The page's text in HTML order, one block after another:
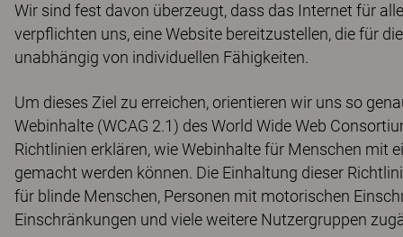
Wir sind fest davon überzeugt, dass das Internet für
verpflichten uns, eine Website bereitzustellen, die für
unabhängig von individuellen Fähigkeiten.
Um dieses Ziel zu erreichen, orientieren wir uns so
Webinhalte (WCAG 2.1) des World Wide Web
Richtlinien erklären, wie Webinhalte für Menschen mit
gemacht werden können. Die Einhaltung dieser
für blinde Menschen, Personen mit motorischen
Einschränkungen und viele weitere Nutzergruppen